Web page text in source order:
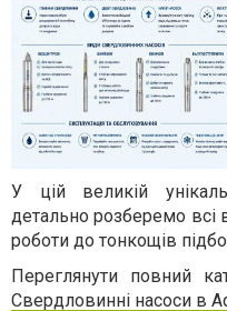
У цій великій
детально розберемо всі
роботи до тонкощів
Переглянути повний
Свердловинні насоси в